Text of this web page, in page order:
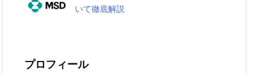
いて徹底解説
プロフィール